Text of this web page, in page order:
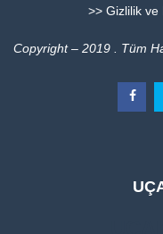
>> Gizlilik ve
Copyright – 2019 . Tüm